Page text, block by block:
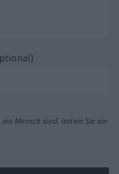
Mensch sind, indem Sie ein